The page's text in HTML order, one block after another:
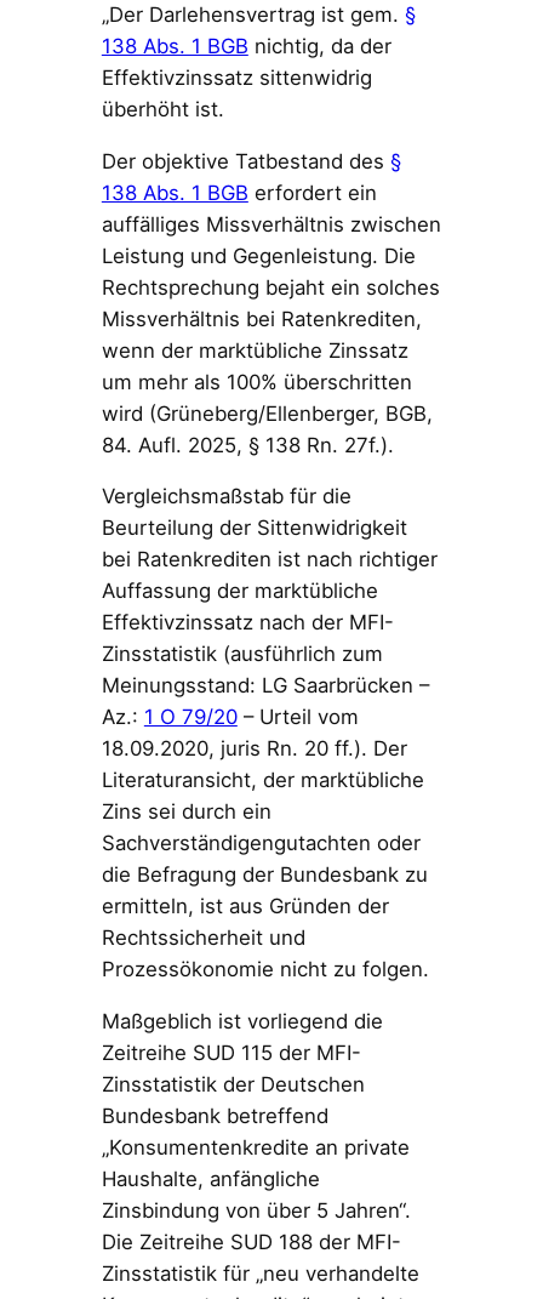
„Der Darlehensvertrag ist gem. §
138 Abs. 1 BGB nichtig, da der
Effektivzinssatz sittenwidrig
überhöht ist.
Der objektive Tatbestand des §
138 Abs. 1 BGB erfordert ein
auffälliges Missverhältnis zwischen
Leistung und Gegenleistung. Die
Rechtsprechung bejaht ein solches
Missverhältnis bei Ratenkrediten,
wenn der marktübliche Zinssatz
um mehr als 100% überschritten
wird (Grüneberg/Ellenberger, BGB,
84. Aufl. 2025, § 138 Rn. 27f.).
Vergleichsmaßstab für die
Beurteilung der Sittenwidrigkeit
bei Ratenkrediten ist nach richtiger
Auffassung der marktübliche
Effektivzinssatz nach der MFI-
Zinsstatistik (ausführlich zum
Meinungsstand: LG Saarbrücken –
Az.: 1 O 79/20– Urteil vom
18.09.2020, juris Rn. 20 ff.). Der
Literaturansicht, der marktübliche
Zins sei durch ein
Sachverständigengutachten oder
die Befragung der Bundesbank zu
ermitteln, ist aus Gründen der
Rechtssicherheit und
Prozessökonomie nicht zu folgen.
Maßgeblich ist vorliegend die
Zeitreihe SUD 115 der MFI-
Zinsstatistik der Deutschen
Bundesbank betreffend
„Konsumentenkredite an private
Haushalte, anfängliche
Zinsbindung von über 5 Jahren“.
Die Zeitreihe SUD 188 der MFI-
Zinsstatistik für „neu verhandelte